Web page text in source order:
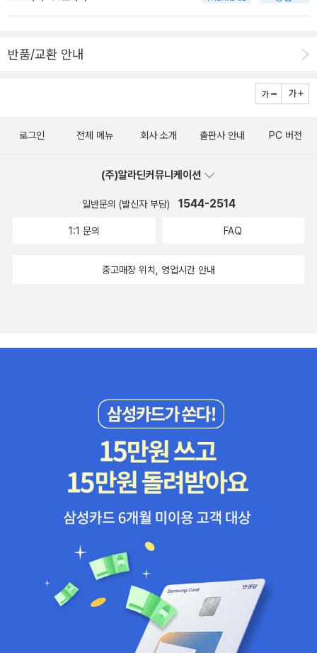
용이다. 필립로스와 슈테판 츠바이크의 소설도 물론 소장용이다. 잘
책> <러시아 문학의 맛있는 코드>는 공들여 만든 책이고 가치가
충분히 있는 책이지만 일단 내가 음식 이야기를 정말 싫어하는구나
싶은 생각을 들게 했다. <사생활의 천재들>은 이전의 인터뷰책과 큰
떤 의미를 찾지 못했다. <책인시공>은 기대를 많이 했는데 문득 좋았
두 나의 개인적인 생각이다. <사서 볼 걸 하고 빌린 걸 후회한 책>
<강맨당>과 <유럽의 교육>은 정말 좋게 읽었다. 읽는 내내 '사서 봐
읽어버린 덕분에 결국 사지 못했다. 김충규 시인의 <라일락과 고래와
가 좋다. <느림보 마음>은 다 읽지 못하고 용감하게 접었다. 나중에
를 좋아하는데 이런 제목과 이런 표지를 소장하고 싶지는 않기 때문
이다. 잘 빌린 것 같다 ㅎㅎ <고미숙의 몸과 인문학>은 온 가족이 읽
으면 좋을 것 같아 일단 엄마를 위해 빌렸다. 괜찮으면 살 수도 있을
듯 하다. <일단 사고 보자고 샀지만 아직 못 읽은 책> 산 것을 후
회하지 않는다. 좋은 책들이고 꼭 읽을 책들이기 때문이다. 살 때도 그
랬지만 실제로 보아도 그 마음이다. 그런데 아직 못 읽었다. 딜레마에
빠진다. 도서관에서 빌려서라도 빨리 읽는 것이 좋은지, 아니면 사두
고 두고두고 읽는 것이 좋은지 말이다. 다 너와 나의 인연이다. AMO
R FATI!^^ 어쨌거나 도서관은 고마운 곳이다. 책에 대한 고민만 하게
해주니까. 사랑한다 그곳을. 그곳에서 마시는 커피가 젤로 맛있다. 단,
반품/교환 안내
로그인 전체 메뉴 회사 소개 출판사 안내 PC 버전
(주)알라딘커뮤니케이션
일반문의 (발신자 부담) 1544-2514
1:1 문의 FAQ
중고매장 위치, 영업시간 안내